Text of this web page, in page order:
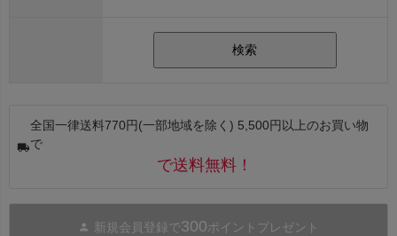
検索
全国一律送料770円(一部地域を除く) 5,500円以上のお買い物
で
で送料無料！
新規会員登録で300ポイントプレゼント